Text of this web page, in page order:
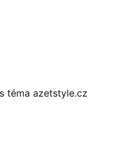
téma azetstyle.cz